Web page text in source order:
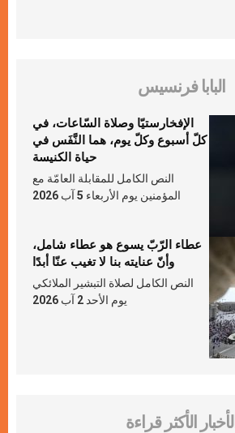
البابا فرنسيس
الإفخارستيّا وصلاة السّاعات، في
كلّ أسبوع وكلّ يوم، هما النَّفَس في
حياة الكنيسة
النص الكامل للمقابلة العامّة مع
المؤمنين يوم الأربعاء 5 آب 2026
عطاء الرّبّ يسوع هو عطاء شامل،
وأنّ عنايته بنا لا تغيب عنّا أبدًا
النص الكامل لصلاة التبشير الملائكي
يوم الأحد 2 آب 2026
الأخبار الأكثر قراءة